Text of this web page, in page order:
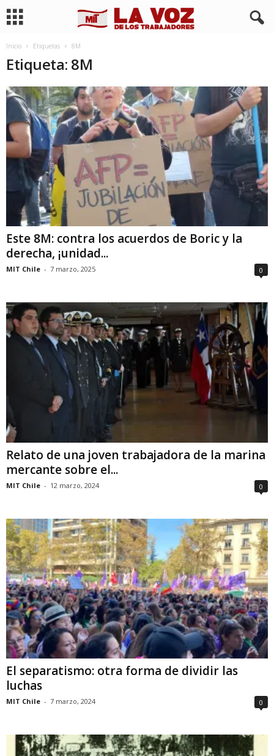
Inicio Etiquetas 8M
Etiqueta: 8M
Este 8M: contra los acuerdos de Boric y la
derecha, ¡unidad...
MIT Chile - 7 marzo, 2025 0
Relato de una joven trabajadora de la marina
mercante sobre el...
MIT Chile - 12 marzo, 2024 0
El separatismo: otra forma de dividir las
luchas
MIT Chile - 7 marzo, 2024 0